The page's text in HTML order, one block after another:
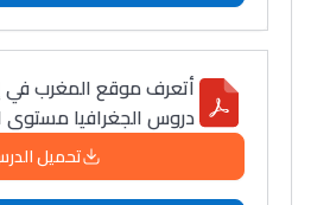
أتعرف موقع المغرب في
دروس الجغرافيا مستوى
تحميل